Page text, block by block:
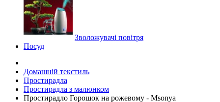
Зволожувачі повітря
Посуд
Домашній текстиль
Простирадла
Простирадла з малюнком
Простирадло Горошок на рожевому - Msonya